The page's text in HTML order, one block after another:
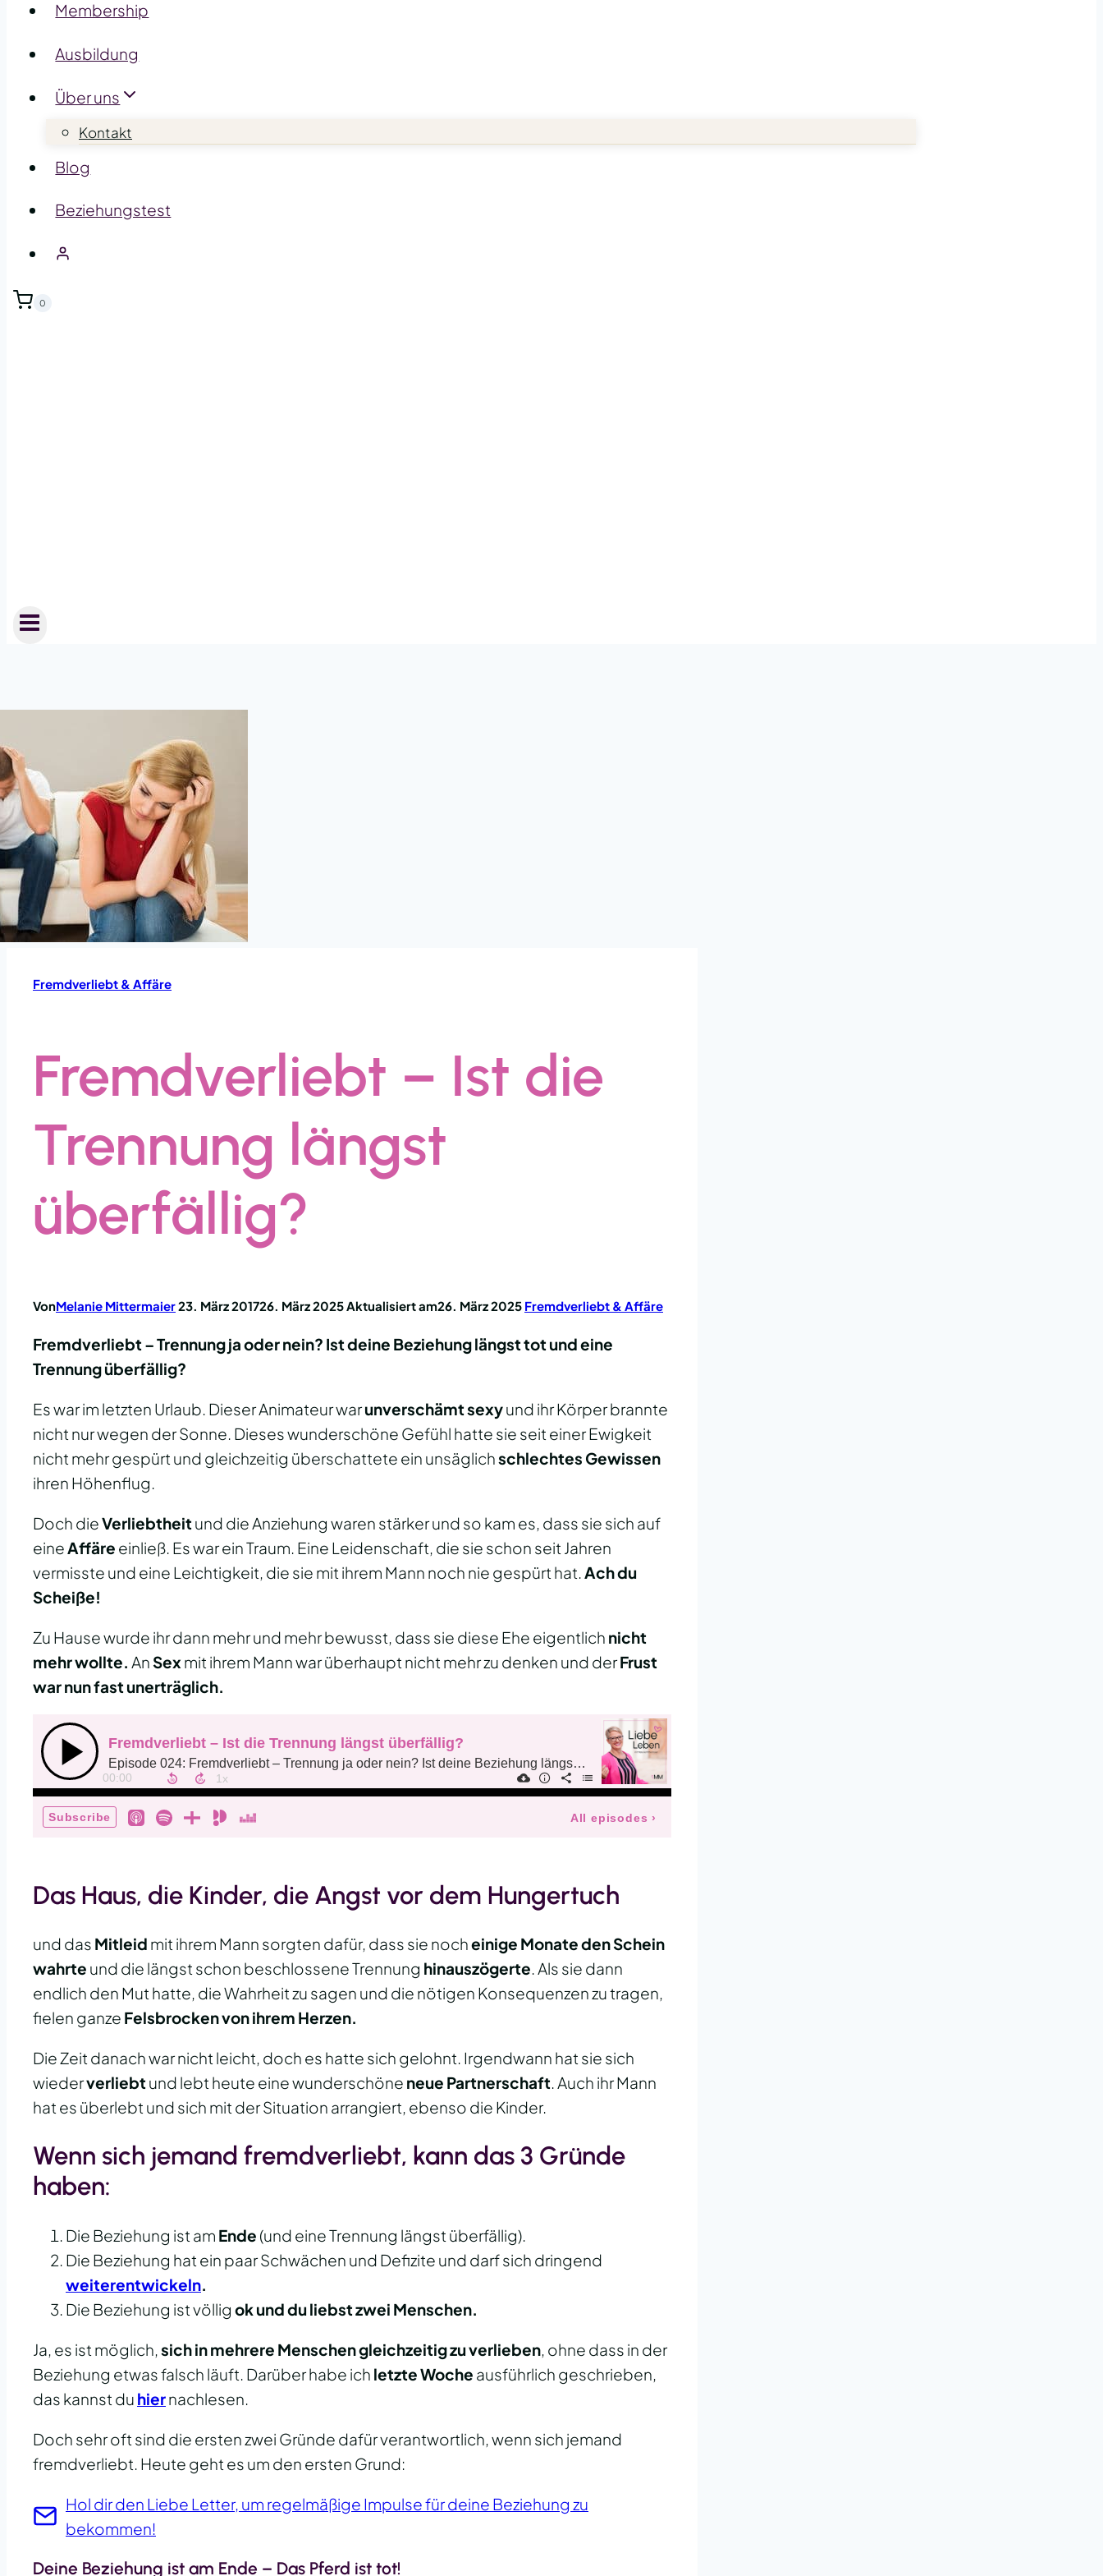
Membership
Ausbildung
Über uns
Kontakt
Blog
Beziehungstest
0
Fremdverliebt & Affäre
Fremdverliebt – Ist die
Trennung längst
überfällig?
VonMelanie Mittermaier23. März 201726. März 2025Aktualisiert am26. März 2025 Fremdverliebt & Affäre
Fremdverliebt – Trennung ja oder nein? Ist deine Beziehung längst tot und eine
Trennung überfällig?
Es war im letzten Urlaub. Dieser Animateur warunverschämt sexyund ihr Körper brannte
nicht nur wegen der Sonne. Dieses wunderschöne Gefühl hatte sie seit einer Ewigkeit
nicht mehr gespürt und gleichzeitig überschattete ein unsäglichschlechtes Gewissen
ihren Höhenflug.
Doch dieVerliebtheitund die Anziehung waren stärker und so kam es, dass sie sich auf
eineAffäre einließ. Es war ein Traum. Eine Leidenschaft, die sie schon seit Jahren
vermisste und eine Leichtigkeit, die sie mit ihrem Mann noch nie gespürt hat.Ach du
Scheiße!
Zu Hause wurde ihr dann mehr und mehr bewusst, dass sie diese Ehe eigentlich nicht
mehr wollte. An Sex mit ihrem Mann war überhaupt nicht mehr zu denken und derFrust
war nun fast unerträglich.
Das Haus, die Kinder, die Angst vor dem Hungertuch
und das Mitleid mit ihrem Mann sorgten dafür, dass sie nocheinige Monate den Schein
wahrte und die längst schon beschlossene Trennung hinauszögerte. Als sie dann
endlich den Mut hatte, die Wahrheit zu sagen und die nötigen Konsequenzen zu tragen,
fielen ganze Felsbrocken von ihrem Herzen.
Die Zeit danach war nicht leicht, doch es hatte sich gelohnt. Irgendwann hat sie sich
wiederverliebtund lebt heute eine wunderschöne neue Partnerschaft. Auch ihr Mann
hat es überlebt und sich mit der Situation arrangiert, ebenso die Kinder.
Wenn sich jemand fremdverliebt, kann das 3 Gründe
haben:
Die Beziehung ist am Ende (und eine Trennung längst überfällig).
Die Beziehung hat ein paar Schwächen und Defizite und darf sich dringend
weiterentwickeln.
Die Beziehung ist völlig ok und du liebst zwei Menschen.
Ja, es ist möglich, sich in mehrere Menschen gleichzeitig zu verlieben , ohne dass in der
Beziehung etwas falsch läuft. Darüber habe ich letzte Woche ausführlich geschrieben,
das kannst du hiernachlesen.
Doch sehr oft sind die ersten zwei Gründe dafür verantwortlich, wenn sich jemand
fremdverliebt. Heute geht es um den ersten Grund:
Hol dir den Liebe Letter, um regelmäßige Impulse für deine Beziehung zu
bekommen!
Deine Beziehung ist am Ende – Das Pferd ist tot!